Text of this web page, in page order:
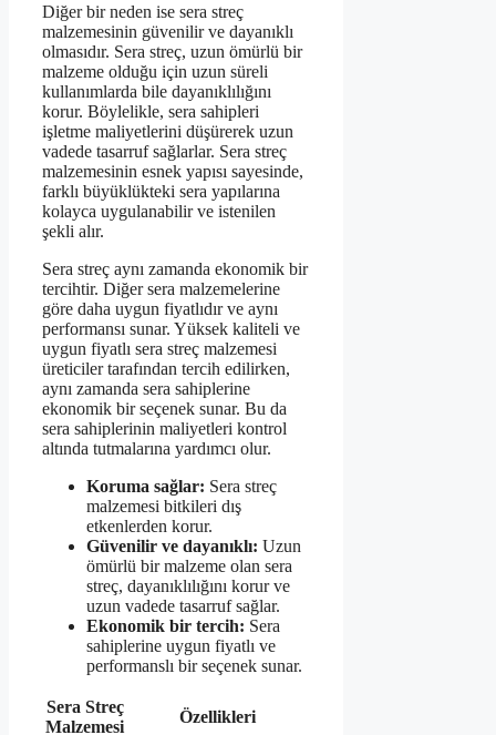
Diğer bir neden ise sera streç
malzemesinin güvenilir ve dayanıklı
olmasıdır. Sera streç, uzun ömürlü bir
malzeme olduğu için uzun süreli
kullanımlarda bile dayanıklılığını
korur. Böylelikle, sera sahipleri
işletme maliyetlerini düşürerek uzun
vadede tasarruf sağlarlar. Sera streç
malzemesinin esnek yapısı sayesinde,
farklı büyüklükteki sera yapılarına
kolayca uygulanabilir ve istenilen
şekli alır.
Sera streç aynı zamanda ekonomik bir
tercihtir. Diğer sera malzemelerine
göre daha uygun fiyatlıdır ve aynı
performansı sunar. Yüksek kaliteli ve
uygun fiyatlı sera streç malzemesi
üreticiler tarafından tercih edilirken,
aynı zamanda sera sahiplerine
ekonomik bir seçenek sunar. Bu da
sera sahiplerinin maliyetleri kontrol
altında tutmalarına yardımcı olur.
Koruma sağlar: Sera streç
malzemesi bitkileri dış
etkenlerden korur.
Güvenilir ve dayanıklı: Uzun
ömürlü bir malzeme olan sera
streç, dayanıklılığını korur ve
uzun vadede tasarruf sağlar.
Ekonomik bir tercih: Sera
sahiplerine uygun fiyatlı ve
performanslı bir seçenek sunar.
Sera Streç
Malzemesi
Özellikleri